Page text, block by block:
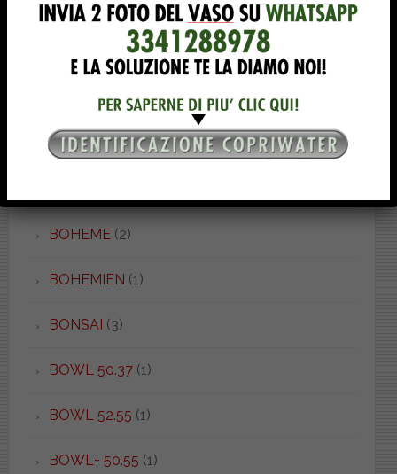
BELLE ARTI(1)
(4)
BIARRIZ(1)
BOHEME(2)
BOHEMIEN (1)
BONSAI (3)
BOWL 50.37(1)
BOWL 52.55 (1)
BOWL+ 50.55 (1)